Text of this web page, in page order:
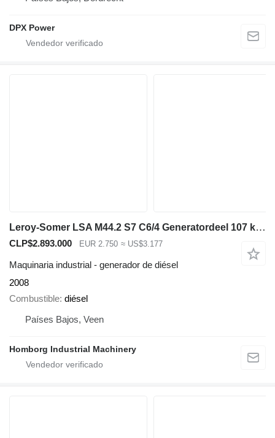
DPX Power
Leroy-Somer LSA M44.2 S7 C6/4 Generatordeel 107 kVA Alternator
CLP$2.893.000 EUR 2.750 ≈ US$3.177
Maquinaria industrial - generador de diésel
2008
Combustible diésel
Países Bajos, Veen
Homborg Industrial Machinery